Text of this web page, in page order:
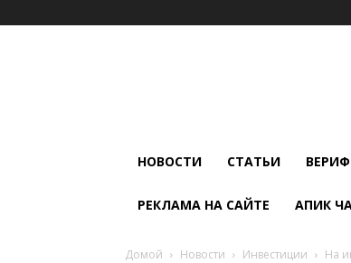
НОВОСТИ СТАТЬИ
РЕКЛАМА НА САЙТЕ АПИК
Домой Новости Инвестиции На